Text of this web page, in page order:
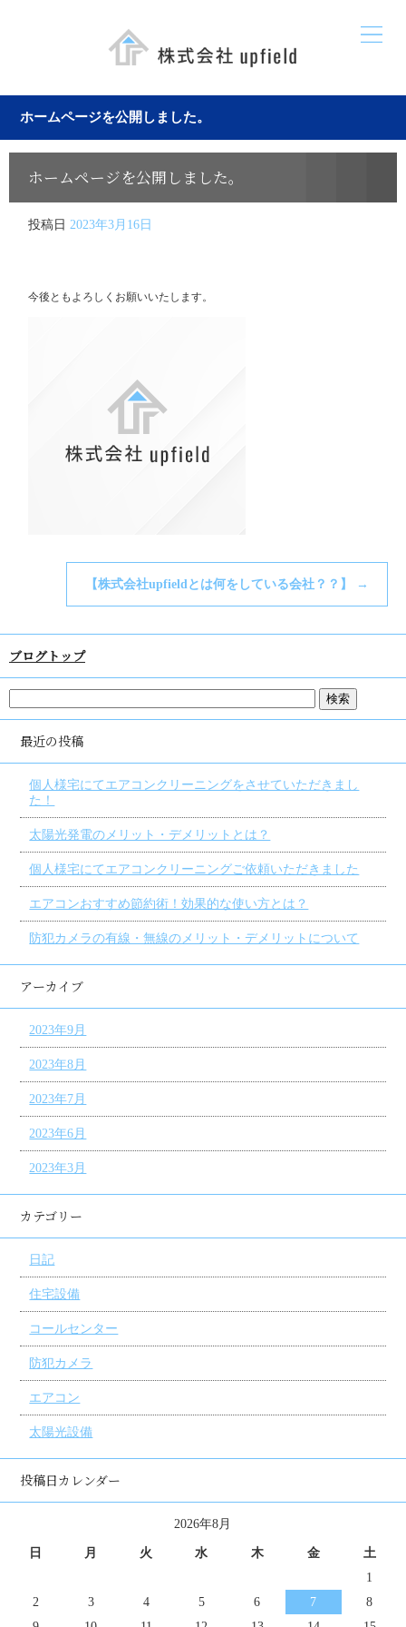
ホームページを公開しました。
ホームページを公開しました。
投稿日 2023年3月16日
今後ともよろしくお願いいたします。
【株式会社upfieldとは何をしている会社？？】 →
ブログトップ
最近の投稿
個人様宅にてエアコンクリーニングをさせていただきまし
た！
太陽光発電のメリット・デメリットとは？
個人様宅にてエアコンクリーニングご依頼いただきました
エアコンおすすめ節約術！効果的な使い方とは？
防犯カメラの有線・無線のメリット・デメリットについて
アーカイブ
2023年9月
2023年8月
2023年7月
2023年6月
2023年3月
カテゴリー
日記
住宅設備
コールセンター
防犯カメラ
エアコン
太陽光設備
投稿日カレンダー
2026年8月
日 月 火 水 木 金
土
1
2
3 4 5 6 7
8